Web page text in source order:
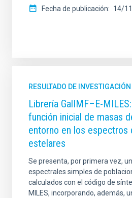
Fecha de publicación 14/
RESULTADO DE INVESTIGACIÓN
Librería GalIMF–E-
función inicial de masas
entorno en los espectros
estelares
Se presenta, por primera vez,
espectrales simples de
calculados con el código de
MILES, incorporando, además,